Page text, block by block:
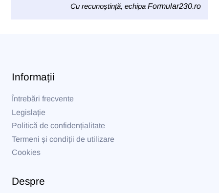
Cu recunoștință, echipa Formular230.ro
Informații
Întrebări frecvente
Legislație
Politică de confidențialitate
Termeni și condiții de utilizare
Cookies
Despre